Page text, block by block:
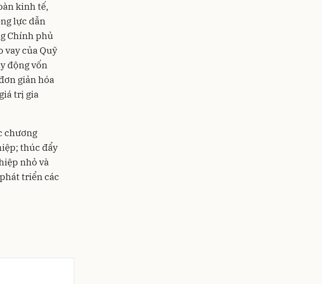
kinh tế,
lực dẫn
Chính phủ
vay của Quỹ
động vốn
giản hóa
trị gia
chương
thúc đẩy
nhỏ và
triển các